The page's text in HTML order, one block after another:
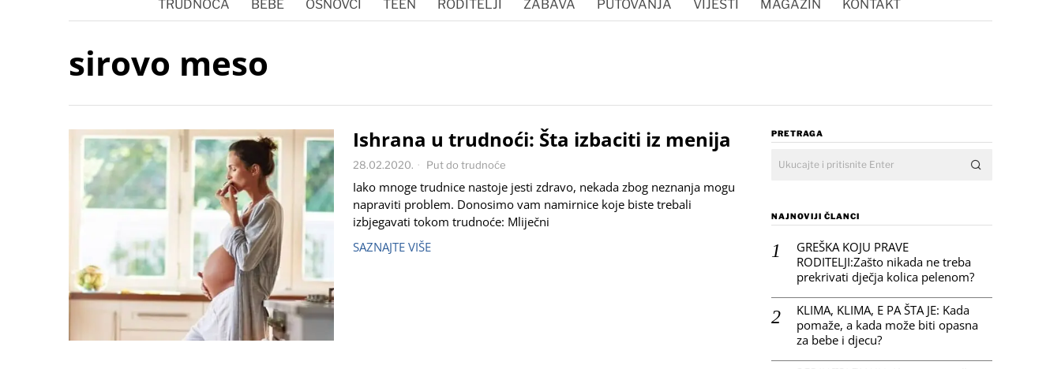
TRUDNOĆA BEBE OSNOVCI TEEN RODITELJI ZABAVA PUTOVANJA VIJESTI MAGAZIN KONTAKT
sirovo meso
Ishrana u trudnoći: Šta izbaciti iz menija
28.02.2020. Put do trudnoće
Iako mnoge trudnice nastoje jesti zdravo, nekada zbog neznanja mogu
napraviti problem. Donosimo vam namirnice koje biste trebali
izbjegavati tokom trudnoće: Mliječni
SAZNAJTE VIŠE
PRETRAGA
NAJNOVIJI ČLANCI
GREŠKA KOJU PRAVE
RODITELJI:Zašto nikada ne treba
prekrivati dječja kolica pelenom?
KLIMA, KLIMA, E PA ŠTA JE: Kada
pomaže, a kada može biti opasna
za bebe i djecu?